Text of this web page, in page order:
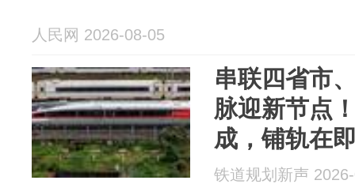
人民网 2026-08-05
串联四省市
脉迎新节点
成，铺轨在
铁道规划新声